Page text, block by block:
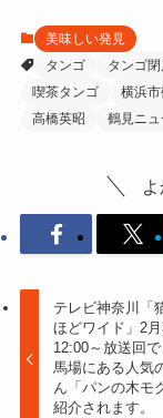
美味しい発見
タンゴ
タンゴ
喫茶タンゴ
横浜
高橋英昭
鶴見ニュ
テレビ神奈川「
ほどワイド」2月
12:00～放送回
馬場にある人気
ん「パンの木モ
紹介されます。